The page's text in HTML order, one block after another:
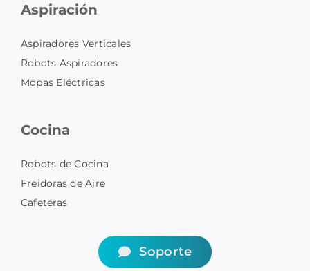
Aspiración
Aspiradores Verticales
Robots Aspiradores
Mopas Eléctricas
Cocina
Robots de Cocina
Freidoras de Aire
Cafeteras
Soporte